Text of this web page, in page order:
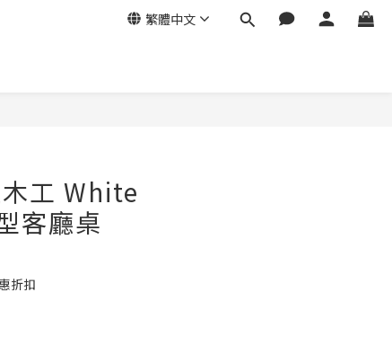
繁體中文
工 White
客廳桌
折扣